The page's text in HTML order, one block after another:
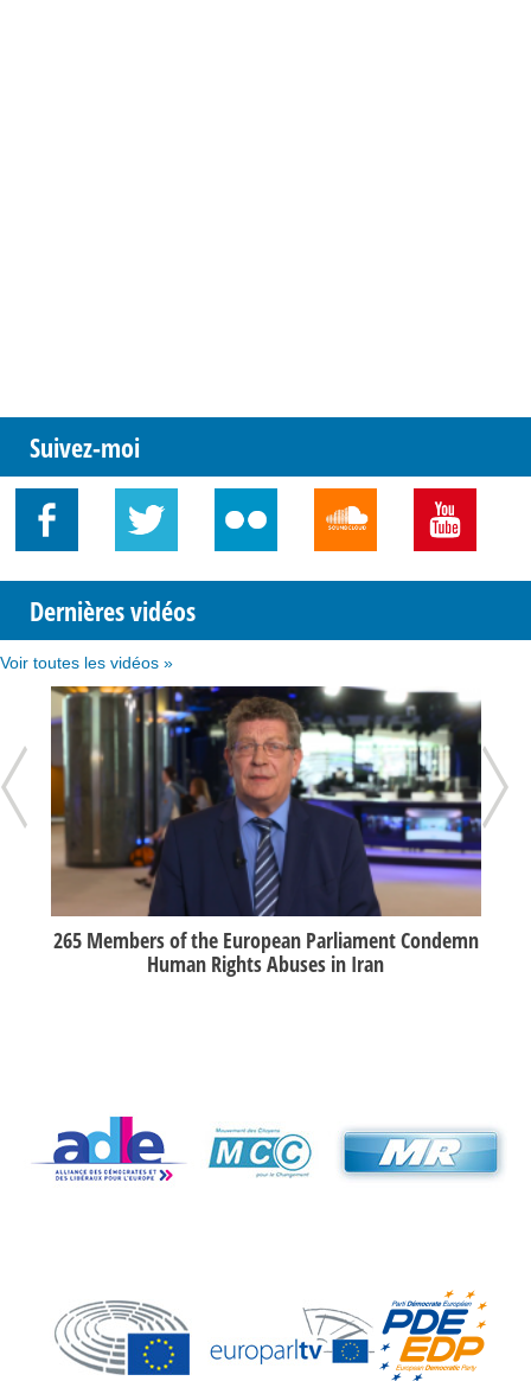
Suivez-moi
Dernières vidéos
Voir toutes les vidéos »
265 Members of the European Parliament Condemn
Human Rights Abuses in Iran